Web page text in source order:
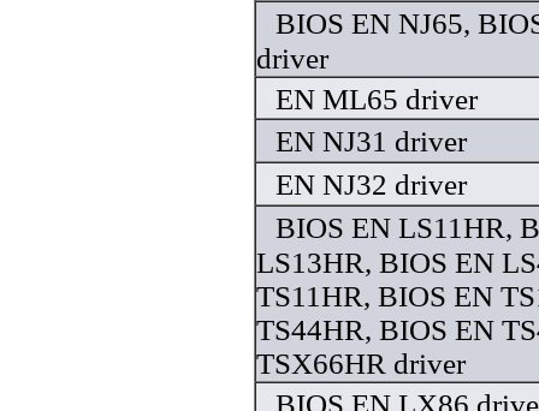
BIOS EN NJ65,
driver
EN ML65 driver
EN NJ31 driver
EN NJ32 driver
BIOS EN LS11HR,
LS13HR, BIOS EN
TS11HR, BIOS EN
TS44HR, BIOS EN
TSX66HR driver
BIOS EN LX86